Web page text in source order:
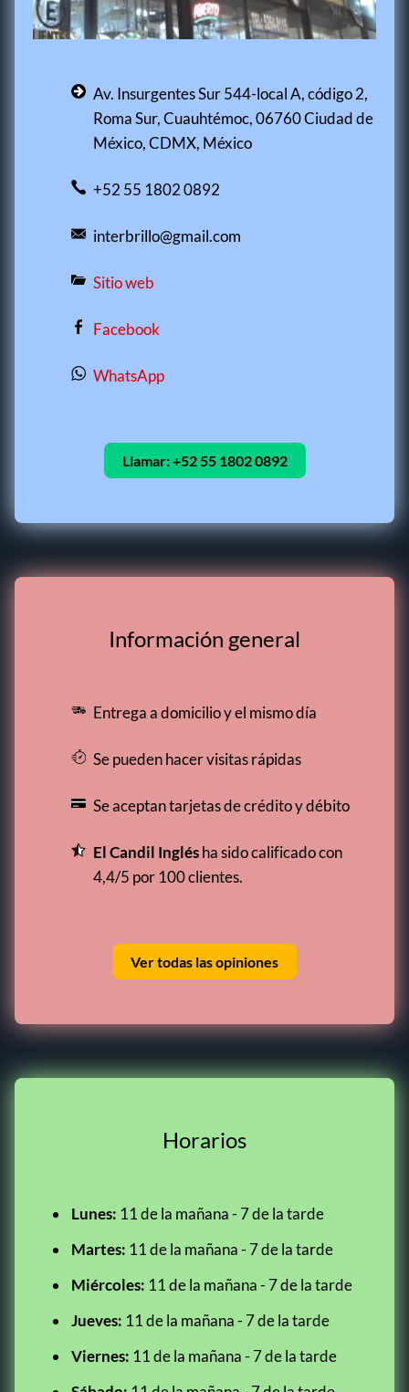
Av. Insurgentes Sur 544-local A, código 2,
Roma Sur, Cuauhtémoc, 06760 Ciudad de
México, CDMX, México
+52 55 1802 0892
interbrillo@gmail.com
Sitio web
Facebook
WhatsApp
Llamar:+52 55 1802 0892
Información general
Entrega a domicilio y el mismo día
Se pueden hacer visitas rápidas
Se aceptan tarjetas de crédito y débito
El Candil Inglésha sido calificado con
4,4/5 por 100 clientes.
Ver todas las opiniones
Horarios
Lunes: 11 de la mañana - 7 de la tarde
Martes: 11 de la mañana - 7 de la tarde
Miércoles: 11 de la mañana - 7 de la tarde
Jueves: 11 de la mañana - 7 de la tarde
Viernes: 11 de la mañana - 7 de la tarde